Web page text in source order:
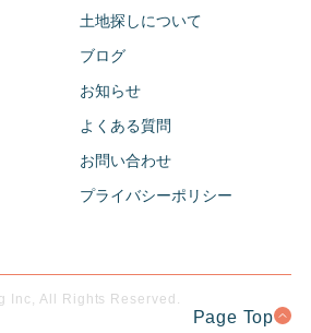
土地探しについて
ブログ
お知らせ
よくある質問
お問い合わせ
プライバシーポリシー
Inc, All Rights Reserved.
Page Top